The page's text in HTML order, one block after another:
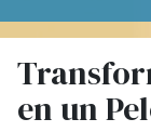
en un